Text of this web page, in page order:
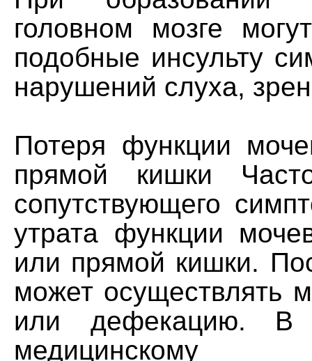
головном мозге
подобные инсульту
нарушений слуха,
Потеря функции
прямой кишки
сопутствующего
утрата функции
или прямой кишки.
может осуществлять
или дефекацию. В
медицинскому